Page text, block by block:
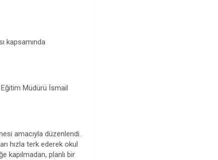
kapsamında
Müdürü İsmail
amacıyla düzenlendi.
hızla terk ederek okul
kapılmadan, planlı bir